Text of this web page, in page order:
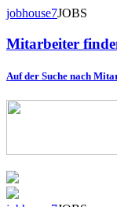
jobhouse7JOBS
Mitarbeiter
Auf der Suche nach